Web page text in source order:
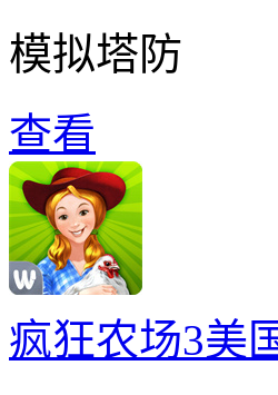
模拟塔防
查看
疯狂农场3美